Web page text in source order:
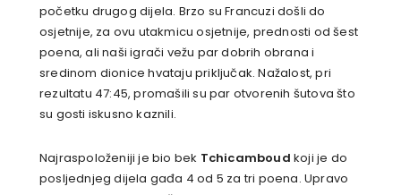
početku drugog dijela. Brzo su Francuzi došli do
osjetnije, za ovu utakmicu osjetnije, prednosti od šest
poena, ali naši igrači vežu par dobrih obrana i
sredinom dionice hvataju priključak. Nažalost, pri
rezultatu 47:45, promašili su par otvorenih šutova što
su gosti iskusno kaznili.
Najraspoloženiji je bio bek Tchicamboud koji je do
posljednjeg dijela gađa 4 od 5 za tri poena. Upravo